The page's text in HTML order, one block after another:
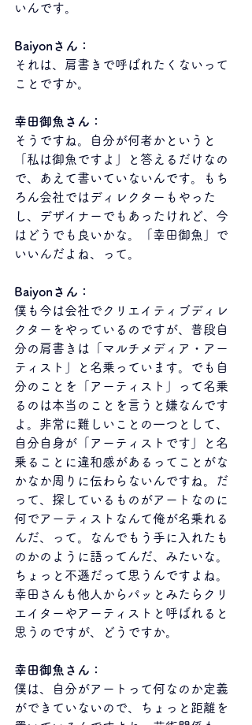
いんです。
Baiyonさん：
それは、肩書きで呼ばれたくないって
ことですか。
幸田御魚さん：
そうですね。自分が何者かというと
「私は御魚ですよ」と答えるだけなの
で、あえて書いていないんです。もち
ろん会社ではディレクターもやった
し、デザイナーでもあったけれど、今
はどうでも良いかな。「幸田御魚」で
いいんだよね、って。
Baiyonさん：
僕も今は会社でクリエイティブディレ
クターをやっているのですが、普段自
分の肩書きは「マルチメディア・アー
ティスト」と名乗っています。でも自
分のことを「アーティスト」って名乗
るのは本当のことを言うと嫌なんです
よ。非常に難しいことの一つとして、
自分自身が「アーティストです」と名
乗ることに違和感があるってことがな
かなか周りに伝わらないんですね。だ
って、探しているものがアートなのに
何でアーティストなんて俺が名乗れる
んだ、って。なんでもう手に入れたも
のかのように語ってんだ、みたいな。
ちょっと不遜だって思うんですよね。
幸田さんも他人からパッとみたらクリ
エイターやアーティストと呼ばれると
思うのですが、どうですか。
幸田御魚さん：
僕は、自分がアートって何なのか定義
ができていないので、ちょっと距離を